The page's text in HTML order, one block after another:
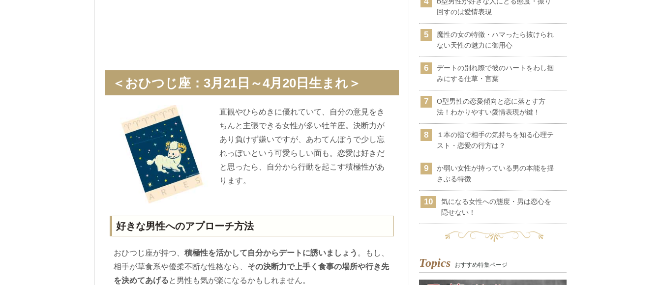
＜おひつじ座：3月21日～4月20日生まれ＞
直観やひらめきに優れていて、自分の意見をき
ちんと主張できる女性が多い牡羊座。決断力が
あり負けず嫌いですが、あわてんぼうで少し忘
れっぽいという可愛らしい面も。恋愛は好きだ
と思ったら、自分から行動を起こす積極性があ
ります。
好きな男性へのアプローチ方法
おひつじ座が持つ、 積極性を活かして自分からデートに誘いましょう 。もし、
相手が草食系や優柔不断な性格なら、 その決断力で上手く食事の場所や行き先
を決めてあげると男性も気が楽になるかもしれません。
回すのは愛情表現
魔性の女の特徴・ハマったら抜けられ
ない天性の魅力に御用心
デートの別れ際で彼のハートをわし掴
みにする仕草・言葉
O型男性の恋愛傾向と恋に落とす方
法！わかりやすい愛情表現が鍵！
１本の指で相手の気持ちを知る心理テ
スト・恋愛の行方は？
か弱い女性が持っている男の本能を揺
さぶる特徴
気になる女性への態度・男は恋心を
隠せない！
Topics おすすめ特集ページ